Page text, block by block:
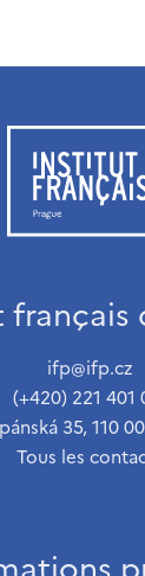
ifp@ifp.cz
(+420) 221 401
35, 110
Tous les